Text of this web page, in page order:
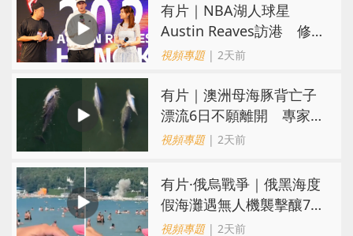
有片｜NBA湖人球星
Austin Reaves訪港 修
頓與青少年交流球技
視頻專題| 2天前
有片｜澳洲母海豚背亡子
漂流6日不願離開 專家：
極度悲傷下的哀悼行為
視頻專題| 2天前
​有片·俄烏戰爭｜俄黑海度
假海灘遇無人機襲擊釀7死
40傷 俄烏各執一詞
視頻專題| 2天前